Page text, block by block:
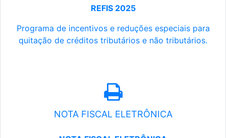
REFIS 2025
Programa de incentivos e reduções especiais para
quitação de créditos tributários e não tributários.
NOTA FISCAL ELETRÔNICA